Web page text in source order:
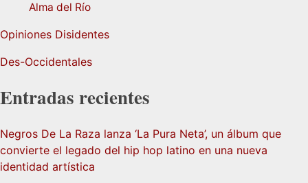
Alma del Río
Opiniones Disidentes
Des-Occidentales
Entradas recientes
Negros De La Raza lanza ‘La Pura Neta’, un álbum que
convierte el legado del hip hop latino en una nueva
identidad artística